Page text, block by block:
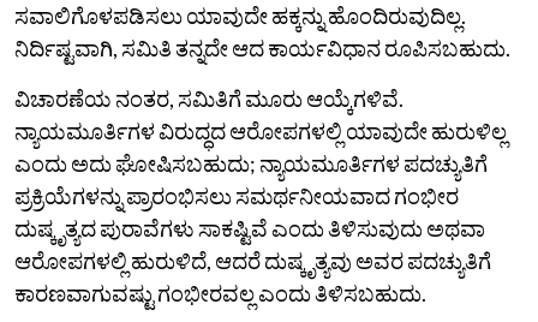
ಸವಾಲಿಗೊಳಪಡಿಸಲು ಯಾವುದೇ ಹಕ್ಕನ್ನು‌ ಹೊಂದಿರುವುದಿಲ್ಲ.
ನಿರ್ದಿಷ್ಟವಾಗಿ, ಸಮಿತಿ ತನ್ನದೇ ಆದ ಕಾರ್ಯವಿಧಾನ ರೂಪಿಸಬಹುದು.
ವಿಚಾರಣೆಯ ನಂತರ, ಸಮಿತಿಗೆ ಮೂರು ಆಯ್ಕೆಗಳಿವೆ.
ನ್ಯಾಯಮೂರ್ತಿಗಳ ವಿರುದ್ಧದ ಆರೋಪಗಳಲ್ಲಿ ಯಾವುದೇ ಹುರುಳಿಲ್ಲ
ಎಂದು ಅದು ಘೋಷಿಸಬಹುದು; ನ್ಯಾಯಮೂರ್ತಿಗಳ ಪದಚ್ಯುತಿಗೆ
ಪ್ರಕ್ರಿಯೆಗಳನ್ನು ಪ್ರಾರಂಭಿಸಲು ಸಮರ್ಥನೀಯವಾದ ಗಂಭೀರ
ದುಷ್ಕೃತ್ಯದ ಪುರಾವೆಗಳು ಸಾಕಷ್ಟಿವೆ ಎಂದು ತಿಳಿಸುವುದು ಅಥವಾ
ಆರೋಪಗಳಲ್ಲಿ ಹುರುಳಿದೆ, ಆದರೆ ದುಷ್ಕೃತ್ಯವು ಅವರ ಪದಚ್ಯುತಿಗೆ
ಕಾರಣವಾಗುವಷ್ಟು ಗಂಭೀರವಲ್ಲ ಎಂದು ತಿಳಿಸಬಹುದು.